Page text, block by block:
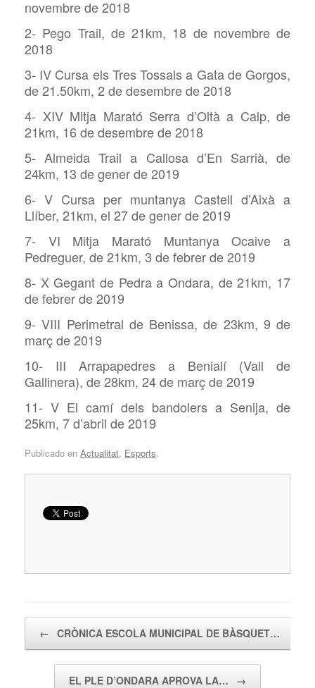
novembre de 2018
2- Pego Trail, de 21km, 18 de novembre de
2018
3- IV Cursa els Tres Tossals a Gata de Gorgos,
de 21.50km, 2 de desembre de 2018
4- XIV Mitja Marató Serra d’Oltà a Calp, de
21km, 16 de desembre de 2018
5- Almeida Trail a Callosa d’En Sarrià, de
24km, 13 de gener de 2019
6- V Cursa per muntanya Castell d’Aixà a
Llíber, 21km, el 27 de gener de 2019
7- VI Mitja Marató Muntanya Ocaive a
Pedreguer, de 21km, 3 de febrer de 2019
8- X Gegant de Pedra a Ondara, de 21km, 17
de febrer de 2019
9- VIII Perimetral de Benissa, de 23km, 9 de
març de 2019
10- III Arrapapedres a Benialí (Vall de
Gallinera), de 28km, 24 de març de 2019
11- V El camí dels bandolers a Senija, de
25km, 7 d’abril de 2019
Publicado en Actualitat, Esports.
← CRÒNICA ESCOLA MUNICIPAL DE BÀSQUET…
EL PLE D’ONDARA APROVA LA… →